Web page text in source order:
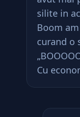
silite in
Boom
curand o
Cu